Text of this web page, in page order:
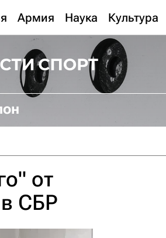
Армия Наука Культура
от
СБР